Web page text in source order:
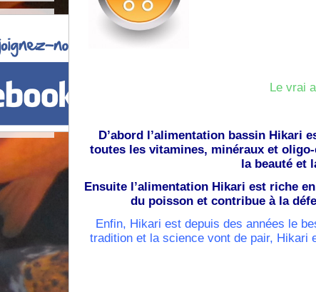
Le vrai
D’abord l’alimentation bassin Hikari
toutes les vitamines, minéraux et
la beauté et
Ensuite l’alimentation Hikari est riche
du poisson et contribue à la
Enfin, Hikari est depuis des années le
tradition et la science vont de pair, Hikari